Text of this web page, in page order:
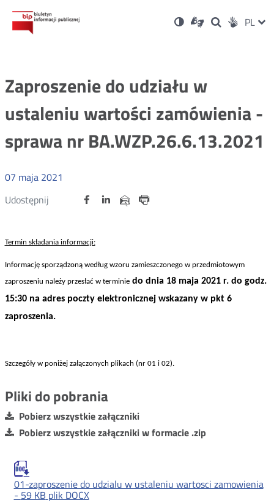
Ustawienia
Wersja
kontrastowa
Dla
niesłyszących
OtwórzOtwórz
w
Otwórz
w
Social PL
Zaproszenie do udziału w
ustaleniu wartości zamówienia -
sprawa nr BA.WZP.26.6.13.2021
07 maja 2021
Udostępnij
Udostępnij
Otwórz Udostępnij
na
OtwórzUdostępnij
na
OtwórzUdostępnij
przez
Termin składania informacji:
Informację sporządzoną według wzoru zamieszczonego w przedmiotowym
zaproszeniu należy przesłać w terminiedo dnia 18 maja 2021 r. do godz.
15:30 na adres poczty elektronicznej wskazany w pkt 6
zaproszenia.
Szczegóły w poniżej załączonych plikach (nr 01 i 02).
Pliki do pobrania
Pobierz wszystkie załączniki
Pobierz wszystkie załączniki w formacie .zip
01-zaproszenie do udzialu w ustaleniu wartosci zamowienia
- 59 KB plik DOCX